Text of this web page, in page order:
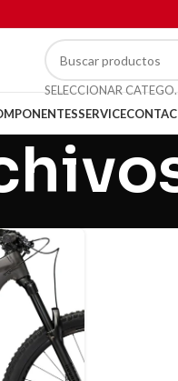
SERVICE